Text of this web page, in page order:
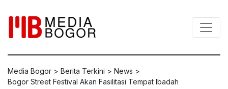
Media Bogor > Berita Terkini > News >
Bogor Street Festival Akan Fasilitasi Tempat Ibadah